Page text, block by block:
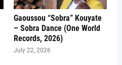
Gaoussou “Sobra” Kouyate
– Sobra Dance (One World
Records, 2026)
July 22, 2026